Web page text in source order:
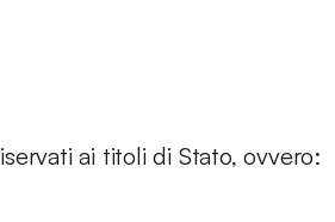
ai titoli di Stato, ovvero: